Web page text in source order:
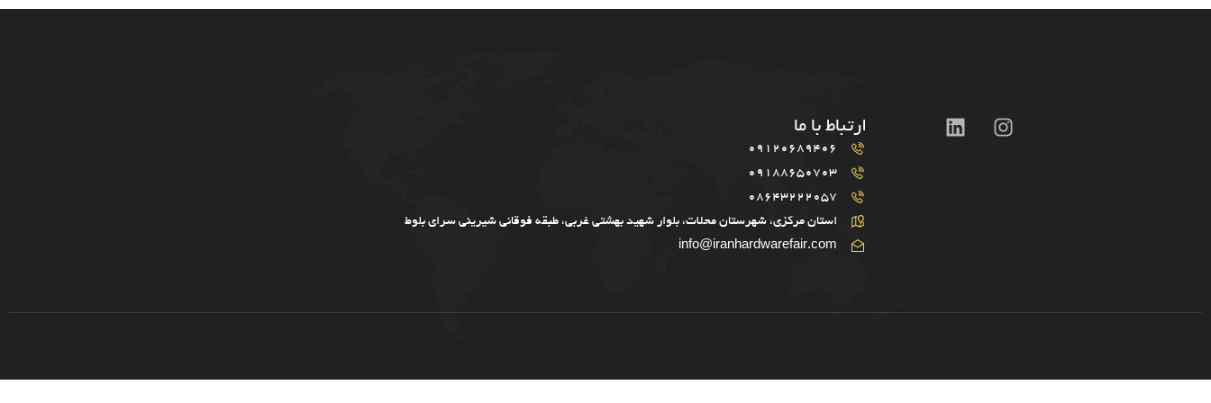
ارتباط با ما
09120689406
09188650703
08643222057
استان مرکزی، شهرستان محلات، بلوار شهید بهشتی غربی، طبقه فوقانی شیرینی سرای بلوط
info@iranhardwarefair.com